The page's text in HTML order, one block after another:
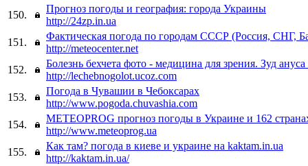
150.
Прогноз погоды и география: города Украины
http://24zp.in.ua
151.
Фактическая погода по городам СССР (Россия, СНГ,
http://meteocenter.net
152.
Болезнь бехчета фото - медицина для зрения. Зуд
http://lechebnogolot.ucoz.com
153.
Погода в Чувашии в Чебоксарах
http://www.pogoda.chuvashia.com
154.
METEOPROG прогноз погоды в Украине и 162
http://www.meteoprog.ua
155.
Как там? погода в киеве и украине на kaktam.in.ua
http://kaktam.in.ua/